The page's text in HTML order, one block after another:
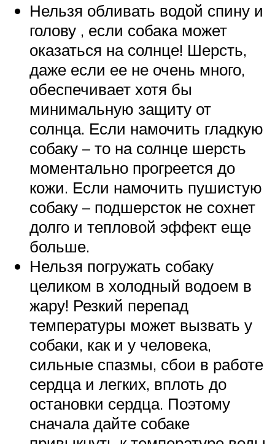
Нельзя обливать водой спину и
голову , если собака может
оказаться на солнце! Шерсть,
даже если ее не очень много,
обеспечивает хотя бы
минимальную защиту от
солнца. Если намочить гладкую
собаку – то на солнце шерсть
моментально прогреется до
кожи. Если намочить пушистую
собаку – подшерсток не сохнет
долго и тепловой эффект еще
больше.
Нельзя погружать собаку
целиком в холодный водоем в
жару! Резкий перепад
температуры может вызвать у
собаки, как и у человека,
сильные спазмы, сбои в работе
сердца и легких, вплоть до
остановки сердца. Поэтому
сначала дайте собаке